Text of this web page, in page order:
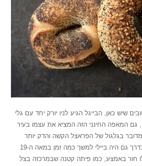
שיש כאן, הבייגל הגיע לניו יורק יחד עם גלי
גם המאפה החינני הזה המציא את עצמו בעיר
בגלגול של הפראצל הקשה והדק יותר
שנמכר במזרח אירופה, שבדרך גם היה ביילי למשך כמה זמן במאה ה-19
לו חור באמצע, כמו פיתה קטנה שבמרכזה בצל